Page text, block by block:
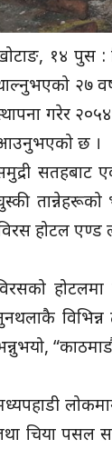
१४ पुस :
२७
गरेर
छ ।
सतहबाट
होटल
विभिन्न
चिया पसल